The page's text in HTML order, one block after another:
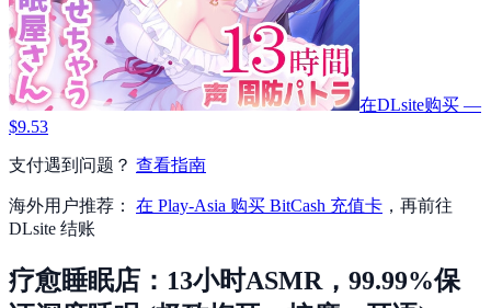
在DLsite购买 —
$9.53
支付遇到问题？ 查看指南
海外用户推荐： 在 Play-Asia 购买 BitCash 充值卡 ，再前往
DLsite 结账
疗愈睡眠店：13小时ASMR，99.99%保